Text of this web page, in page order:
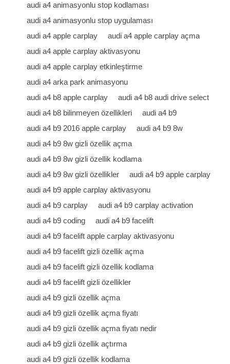
audi a4 animasyonlu stop kodlaması
audi a4 animasyonlu stop uygulaması
audi a4 apple carplay
audi a4 apple carplay açma
audi a4 apple carplay aktivasyonu
audi a4 apple carplay etkinleştirme
audi a4 arka park animasyonu
audi a4 b8 apple carplay
audi a4 b8 audi drive select
audi a4 b8 bilinmeyen özellikleri
audi a4 b9
audi a4 b9 2016 apple carplay
audi a4 b9 8w
audi a4 b9 8w gizli özellik açma
audi a4 b9 8w gizli özellik kodlama
audi a4 b9 8w gizli özellikler
audi a4 b9 apple carplay
audi a4 b9 apple carplay aktivasyonu
audi a4 b9 carplay
audi a4 b9 carplay activation
audi a4 b9 coding
audi a4 b9 facelift
audi a4 b9 facelift apple carplay aktivasyonu
audi a4 b9 facelift gizli özellik açma
audi a4 b9 facelift gizli özellik kodlama
audi a4 b9 facelift gizli özellikler
audi a4 b9 gizli özellik açma
audi a4 b9 gizli özellik açma fiyatı
audi a4 b9 gizli özellik açma fiyatı nedir
audi a4 b9 gizli özellik açtırma
audi a4 b9 gizli özellik kodlama